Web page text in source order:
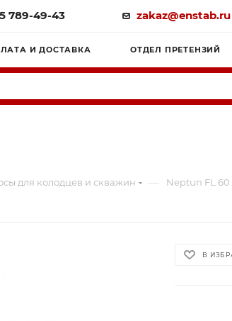
789-49-43 zakaz@enstab.ru
И ДОСТАВКА ОТДЕЛ ПРЕТЕНЗИЙ
для колодцев и скважин — Neptun FL 60
В